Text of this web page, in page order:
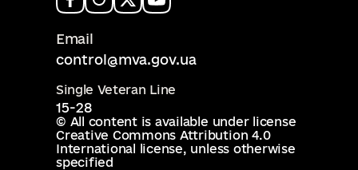
Email
control@mva.gov.ua
Single Veteran Line
15-28
© All content is available under license
Creative Commons Attribution 4.0
International license, unless otherwise
specified